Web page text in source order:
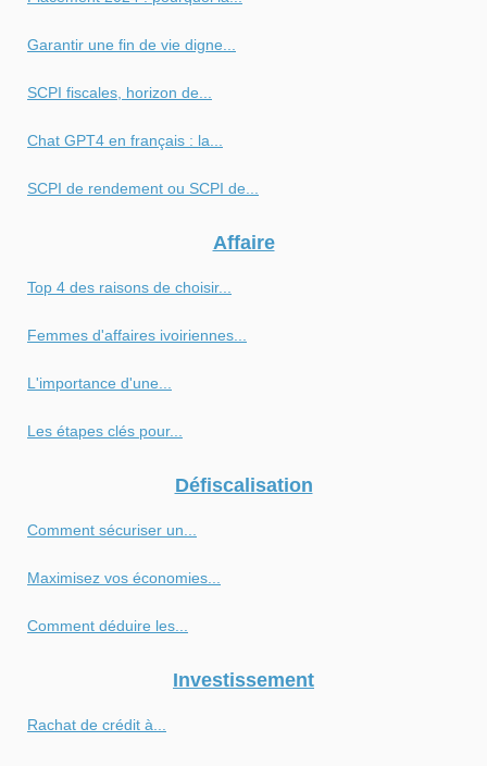
Garantir une fin de vie digne...
SCPI fiscales, horizon de...
Chat GPT4 en français : la...
SCPI de rendement ou SCPI de...
Affaire
Top 4 des raisons de choisir...
Femmes d'affaires ivoiriennes...
L'importance d'une...
Les étapes clés pour...
Défiscalisation
Comment sécuriser un...
Maximisez vos économies...
Comment déduire les...
Investissement
Rachat de crédit à...